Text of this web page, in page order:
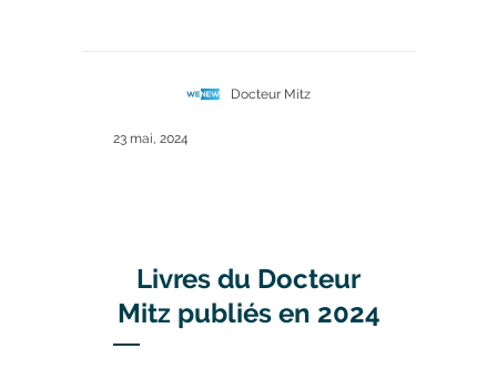
Docteur Mitz
23 mai, 2024
Livres du Docteur
Mitz publiés en 2024